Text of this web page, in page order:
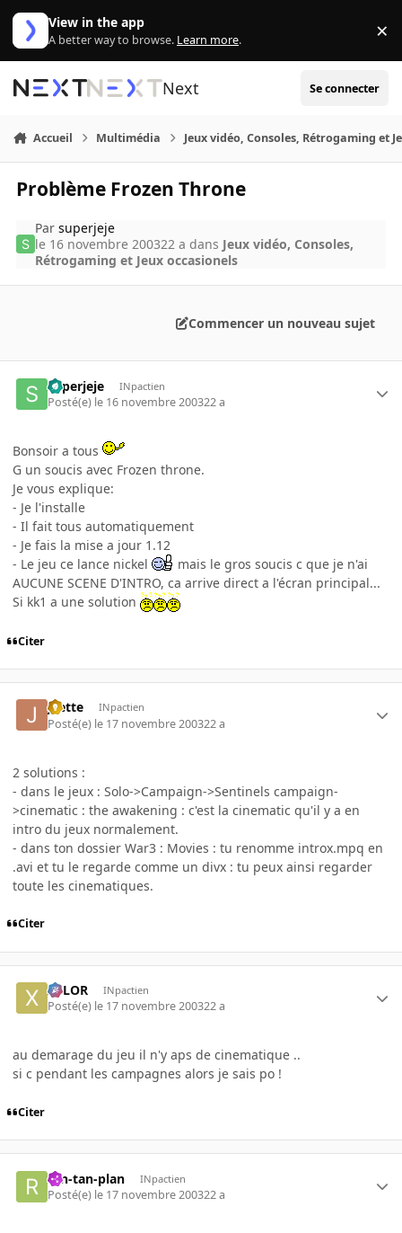
Aller au contenu
View in the app
A better way to browse. Learn more. ×
Next Se connecter
Accueil Multimédia Jeux vidéo, Consoles, Rétrogaming et
Problème Frozen Throne
Parsuperjeje
le 16 novembre 200322 a dans Jeux vidéo, Consoles,
Rétrogaming et Jeux occasionels
Commencer un nouveau sujet
superjeje INpactien
Posté(e) le 16 novembre 200322 a
Bonsoir a tous
G un soucis avec Frozen throne.
Je vous explique:
- Je l'installe
- Il fait tous automatiquement
- Je fais la mise a jour 1.12
- Le jeu ce lance nickel
mais le gros soucis c que je n'ai
AUCUNE SCENE D'INTRO, ca arrive direct a l'écran principal...
Si kk1 a une solution
Citer
Jcette INpactien
Posté(e) le 17 novembre 200322 a
2 solutions :
- dans le jeux : Solo->Campaign->Sentinels campaign-
>cinematic : the awakening : c'est la cinematic qu'il y a en
intro du jeux normalement.
- dans ton dossier War3 : Movies : tu renomme introx.mpq en
.avi et tu le regarde comme un divx : tu peux ainsi regarder
toute les cinematiques.
Citer
XELOR INpactien
Posté(e) le 17 novembre 200322 a
au demarage du jeu il n'y aps de cinematique ..
si c pendant les campagnes alors je sais po !
Citer
ran-tan-plan INpactien
Posté(e) le 17 novembre 200322 a